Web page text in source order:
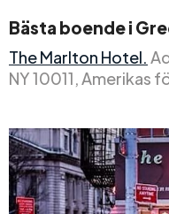
Bästa boende i
The Marlton Hotel.
NY 10011, Amerikas